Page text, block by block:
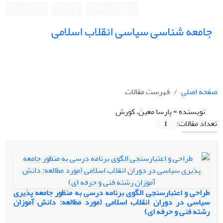
جامعه شناسی سیاسی انقلاب اسلامی
صفحه اصلی
فهرست مقالات
نویسنده =پارسا معین، کورش
تعداد مقالات:
1
طراحی و اعتبارسنجی الگوی برنامه درسی به منظور جامعه پذیری
سیاسی در دوران انقلاب اسلامی (مورد مطالعه: دانش آموزان
رشته فنی و حرفه ای)